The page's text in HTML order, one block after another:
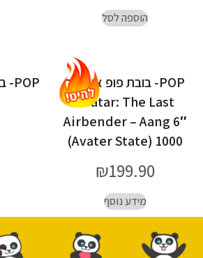
הוספה לסל
POP- בובת פופ אווטאר
Avatar: The Last
Airbender – Aang 6″
(Avater State) 1000
₪199.90
מידע נוסף